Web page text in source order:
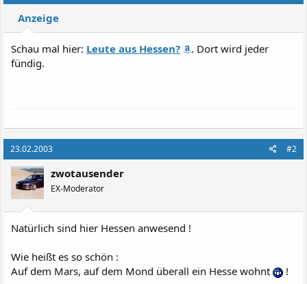
Anzeige
Schau mal hier: Leute aus Hessen?
. Dort wird jeder
fündig.
23.02.2003 #2
zwotausender
EX-Moderator
Natürlich sind hier Hessen anwesend !
Wie heißt es so schön :
Auf dem Mars, auf dem Mond überall ein Hesse wohnt
!